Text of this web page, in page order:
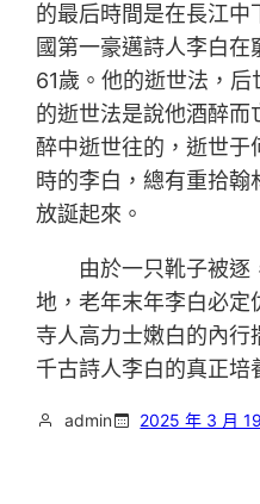
的最后時間是在長江
國第一豪邁詩人李白
61歲。他的逝世法，
的逝世法是說他酒醉而
醉中逝世往的，逝世于
時的李白，總有重拾翰
放誕起來。
由於一只靴子被逐
地，老年末年李白必定
寺人高力士嫩白的內行
千古詩人李白的真正培
admin 2025 年 3 月